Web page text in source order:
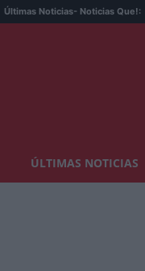
Últimas Noticias- Noticias Que!:
ÚLTIMAS NOTICIAS